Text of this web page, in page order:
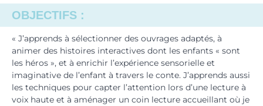
OBJECTIFS :
« J’apprends à sélectionner des ouvrages adaptés, à
animer des histoires interactives dont les enfants « sont
les héros », et à enrichir l’expérience sensorielle et
imaginative de l’enfant à travers le conte. J’apprends aussi
les techniques pour capter l’attention lors d’une lecture à
voix haute et à aménager un coin lecture accueillant où je